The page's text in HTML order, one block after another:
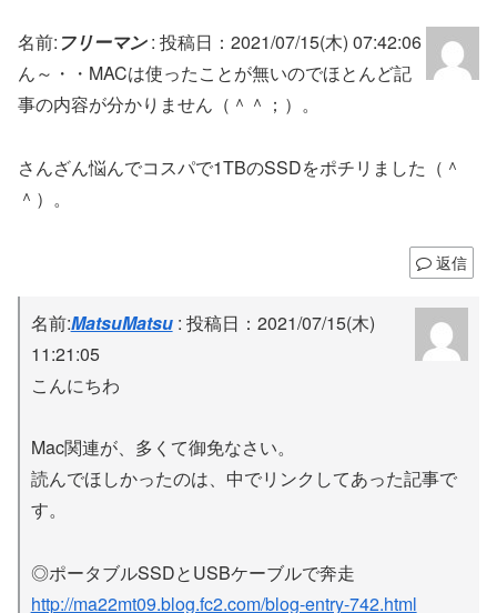
名前: フリーマン: 投稿日：2021/07/15(木) 07:42:06
ん～・・MACは使ったことが無いのでほとんど記
事の内容が分かりません（＾＾；）。
さんざん悩んでコスパで1TBのSSDをポチリました（＾
＾）。
返信
名前:MatsuMatsu: 投稿日：2021/07/15(木)
11:21:05
こんにちわ
Mac関連が、多くて御免なさい。
読んでほしかったのは、中でリンクしてあった記事で
す。
◎ポータブルSSDとUSBケーブルで奔走
http://ma22mt09.blog.fc2.com/blog-entry-742.html